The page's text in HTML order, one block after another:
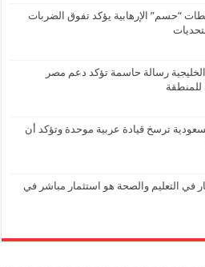
“حسم” الإرهابية يؤكد تفوق الضربات
رسالة حاسمة تؤكد دعم مصر
ترسخ قيادة عربية موحدة وتؤكد أن
في التعليم والصحة هو استثمار مباشر في